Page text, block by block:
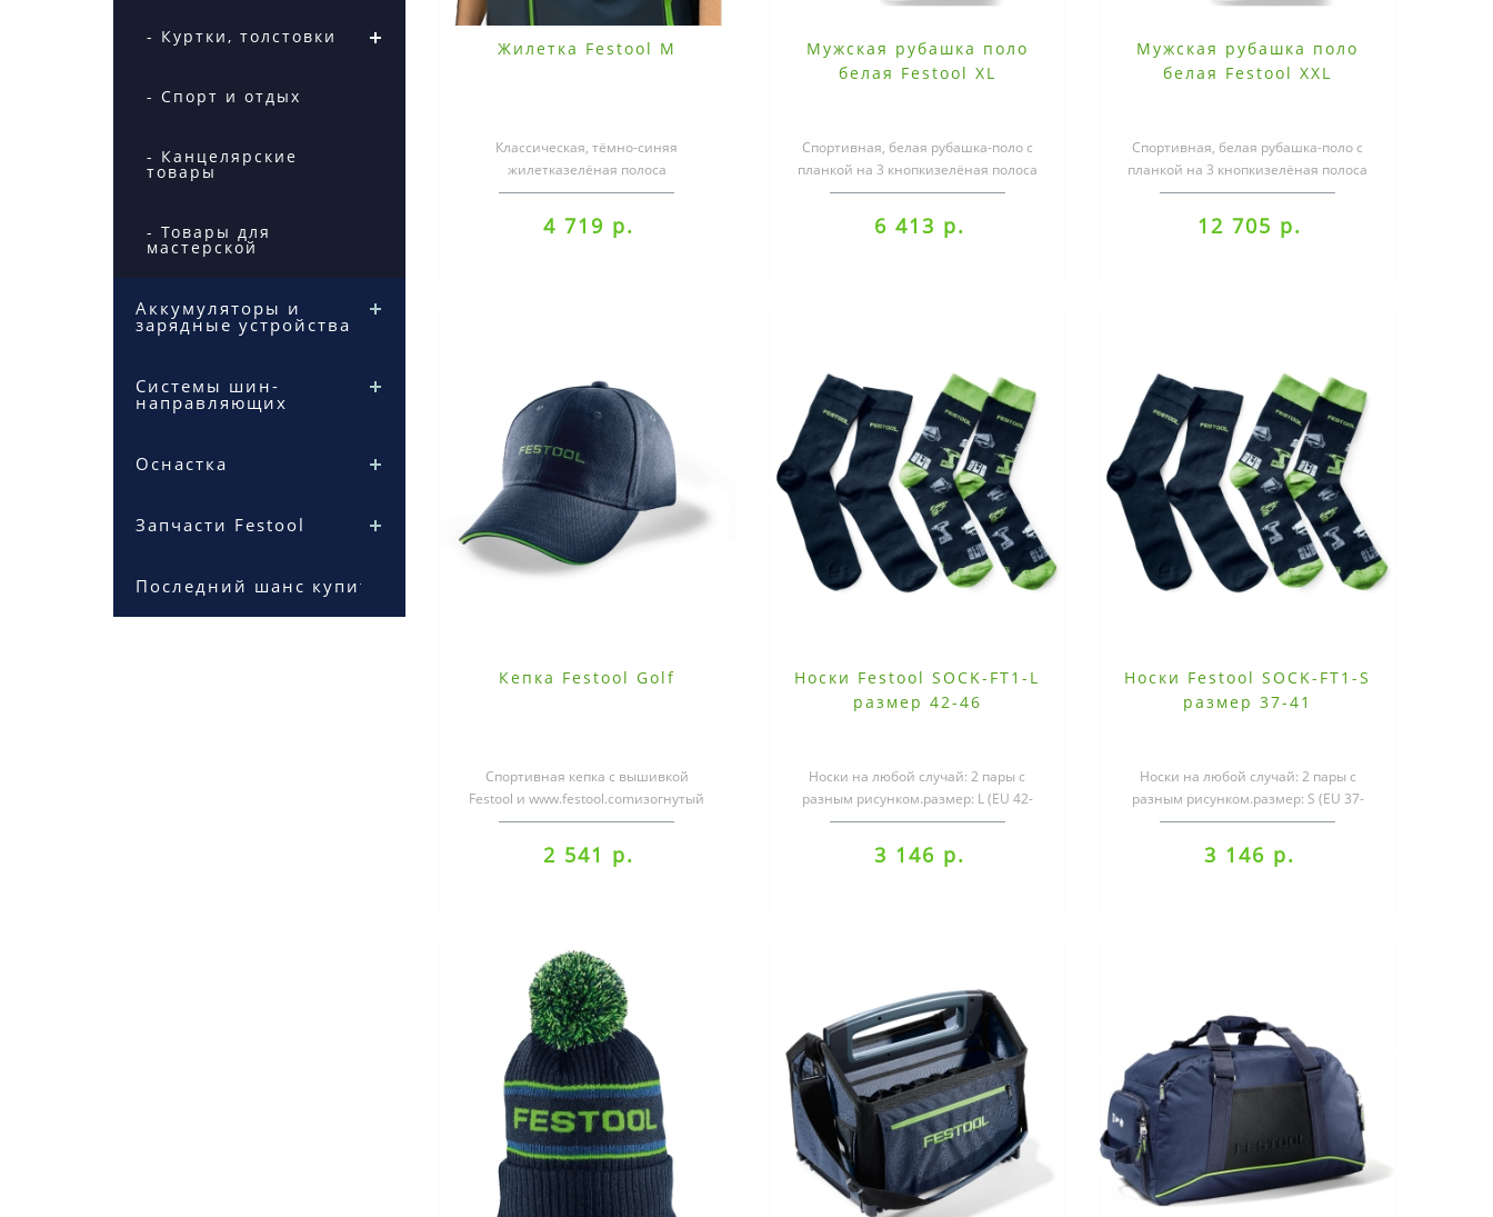
- Куртки, толстовки
- Спорт и отдых
- Канцелярские
товары
- Товары для
мастерской
Аккумуляторы и
зарядные устройства
Системы шин-
направляющих
Оснастка
Запчасти Festool
Последний шанс купить
Жилетка Festool M
Классическая, тёмно-синяя
жилетказелёная полоса
молниявысококачественная
вышивка логотипа Festool сп..
4 719 р.
Мужская рубашка поло
белая Festool XL
Спортивная, белая рубашка-поло с
планкой на 3 кнопкизелёная полоса
на воротнике в рубчик и на подгиб..
6 413 р.
Мужская рубашка поло
белая Festool XXL
Спортивная, белая рубашка-поло с
планкой на 3 кнопкизелёная полоса
на воротнике в рубчик и на подгиб..
12 705 р.
Кепка Festool Golf
Спортивная кепка с вышивкой
Festool и www.festool.comизогнутый
козырёк с зелёной
полосойрегулировка ..
2 541 р.
Носки Festool SOCK-FT1-L
размер 42-46
Носки на любой случай: 2 пары с
разным рисунком.размер: L (EU 42-
46)материал: хлопок 80 %, полиамид
..
3 146 р.
Носки Festool SOCK-FT1-S
размер 37-41
Носки на любой случай: 2 пары с
разным рисунком.размер: S (EU 37-
41)материал: хлопок 80 %, полиамид
..
3 146 р.